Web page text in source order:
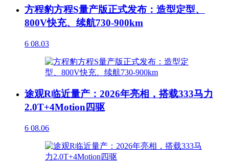
方程豹方程S量产版正式发布：造型定型、
800V快充、续航730-900km
6 08.03
途观R临近量产：2026年亮相，搭载333马力
2.0T+4Motion四驱
6 08.06